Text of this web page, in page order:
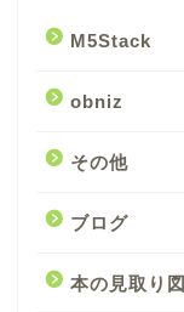
M5Stack
obniz
その他
ブログ
本の見取り図